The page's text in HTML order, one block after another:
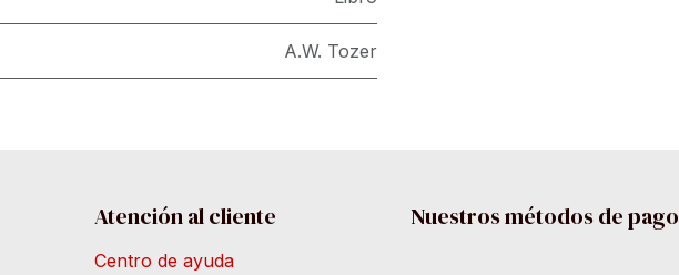
A.W. Tozer
Atención al cliente
Centro de ayuda
Nuestros métodos de pago